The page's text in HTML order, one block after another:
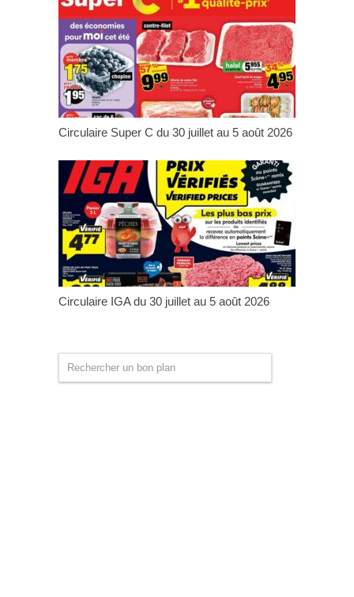
Circulaire Super C du 30 juillet au 5 août 2026
Circulaire IGA du 30 juillet au 5 août 2026